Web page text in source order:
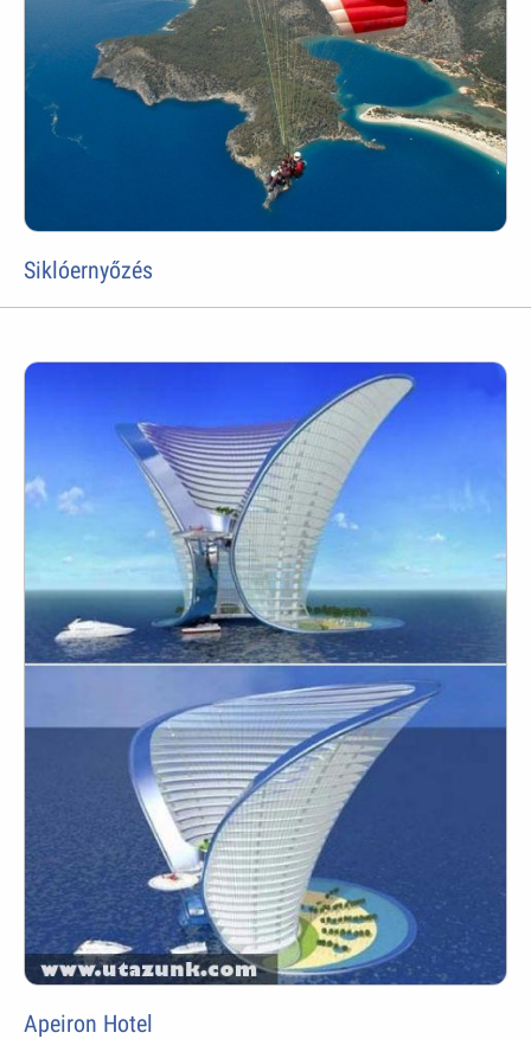
Siklóernyőzés
Apeiron Hotel